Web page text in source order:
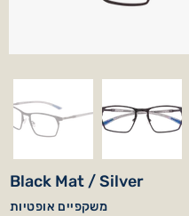
Black Mat / Silver
משקפיים אופטיות